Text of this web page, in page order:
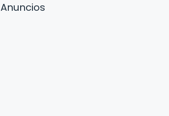
Anuncios